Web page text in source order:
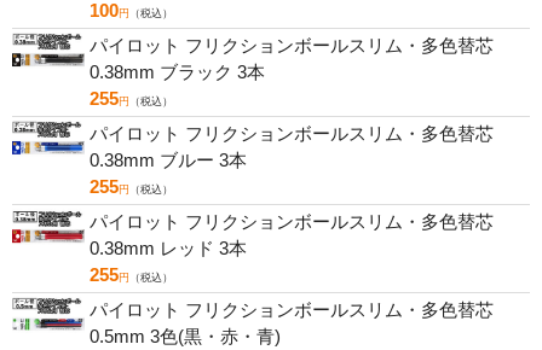
100円 （税込）
パイロット フリクションボールスリム・多色替芯
0.38mm ブラック 3本
255円 （税込）
パイロット フリクションボールスリム・多色替芯
0.38mm ブルー 3本
255円 （税込）
パイロット フリクションボールスリム・多色替芯
0.38mm レッド 3本
255円 （税込）
パイロット フリクションボールスリム・多色替芯
0.5mm 3色(黒・赤・青)